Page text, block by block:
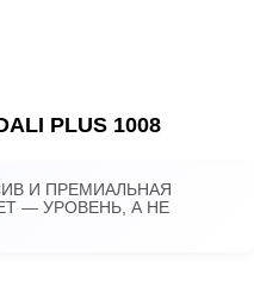
PLUS 1008
И ПРЕМИАЛЬНАЯ
— УРОВЕНЬ, А НЕ